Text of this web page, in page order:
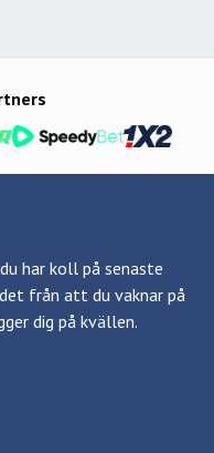
har koll på senaste
från att du vaknar på
dig på kvällen.